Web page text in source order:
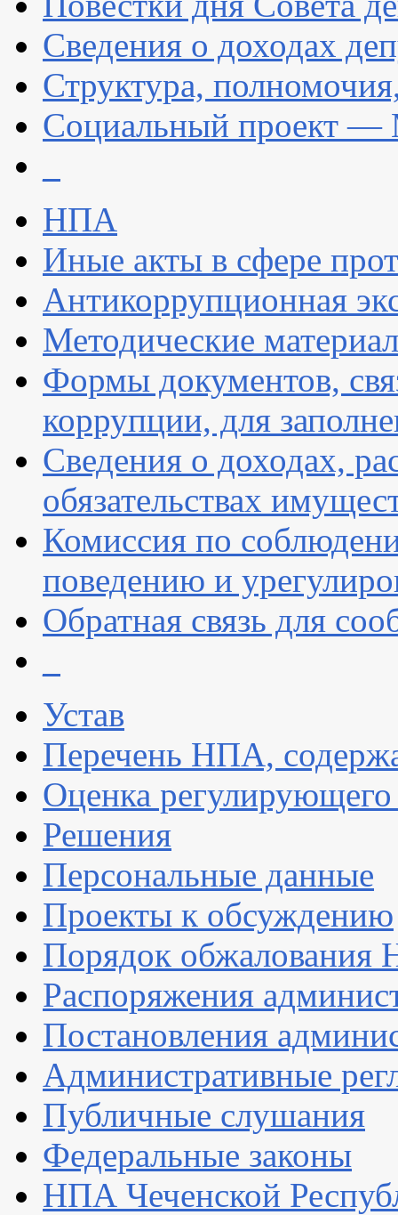
Сведения о доходах
Структура,
Социальный проект —
НПА
Иные акты в сфере
Антикоррупционная
Методические
Формы документов,
коррупции, для
Сведения о доходах,
обязательствах
Комиссия по
поведению и
Обратная связь для
Устав
Перечень НПА,
Оценка регулирующего
Решения
Персональные данные
Проекты к обсуждению
Порядок
Распоряжения
Постановления
Административные
Публичные слушания
Федеральные законы
НПА Чеченской